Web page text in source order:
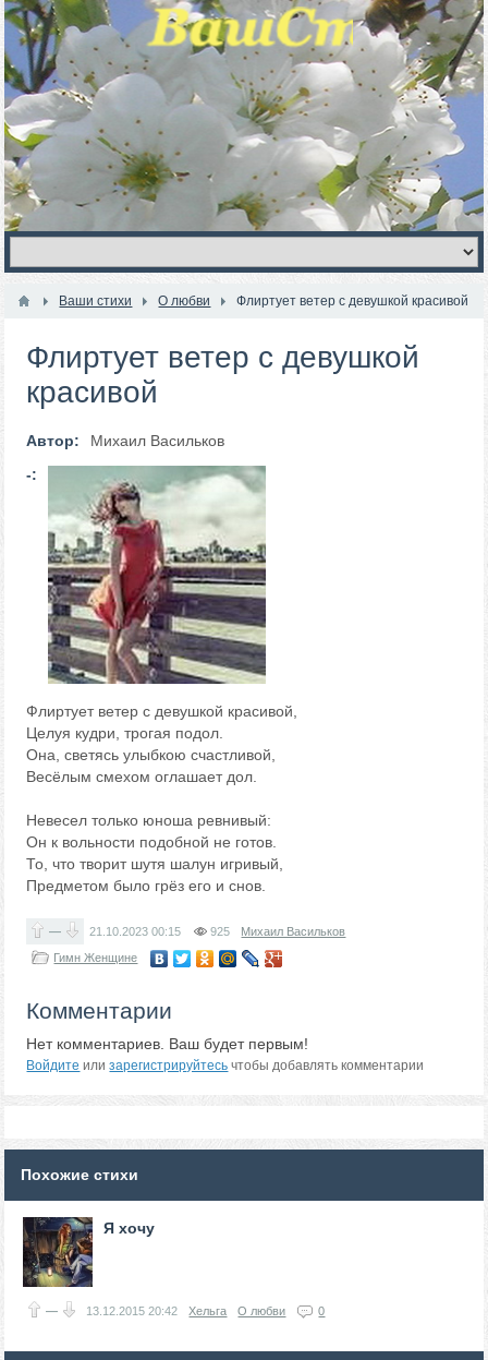
Ваши стихи О любви Флиртует ветер с девушкой красивой
Флиртует ветер с девушкой
красивой
Автор:
Михаил Васильков
-:
Флиртует ветер с девушкой красивой,
Целуя кудри, трогая подол.
Она, светясь улыбкою счастливой,
Весёлым смехом оглашает дол.
Невесел только юноша ревнивый:
Он к вольности подобной не готов.
То, что творит шутя шалун игривый,
Предметом было грёз его и снов.
— 21.10.202300:15 925
Михаил Васильков
Гимн Женщине
Комментарии
Нет комментариев. Ваш будет первым!
Войдите илизарегистрируйтесь чтобы добавлять комментарии
Похожие стихи
Я хочу
— 13.12.201520:42 Хельга О любви 0